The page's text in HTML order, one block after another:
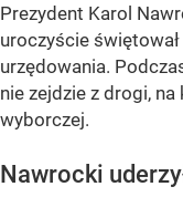
Prezydent Karol
uroczyście
urzędowania.
nie zejdzie z drogi,
wyborczej.
Nawrocki